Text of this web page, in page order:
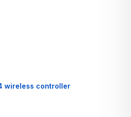
wireless controller